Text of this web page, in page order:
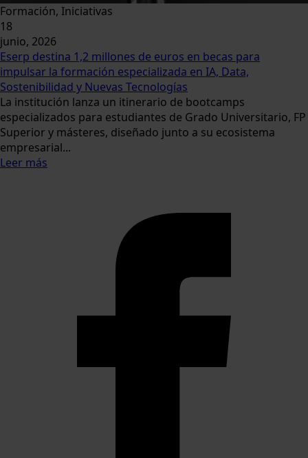
Formación, Iniciativas
18
junio, 2026
Eserp destina 1,2 millones de euros en becas para
impulsar la formación especializada en IA, Data,
Sostenibilidad y Nuevas Tecnologías
La institución lanza un itinerario de bootcamps
especializados para estudiantes de Grado Universitario, FP
Superior y másteres, diseñado junto a su ecosistema
empresarial...
Leer más